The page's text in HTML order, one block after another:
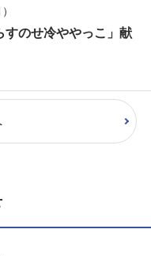
すのせ冷ややっこ」献